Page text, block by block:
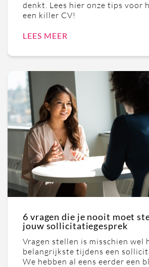
denkt. Lees hier onze tips voor
een killer CV!
LEES MEER
6 vragen die je nooit moet
jouw sollicitatiegesprek
Vragen stellen is misschien wel
belangrijkste tijdens een
We hebben al eens eerder een